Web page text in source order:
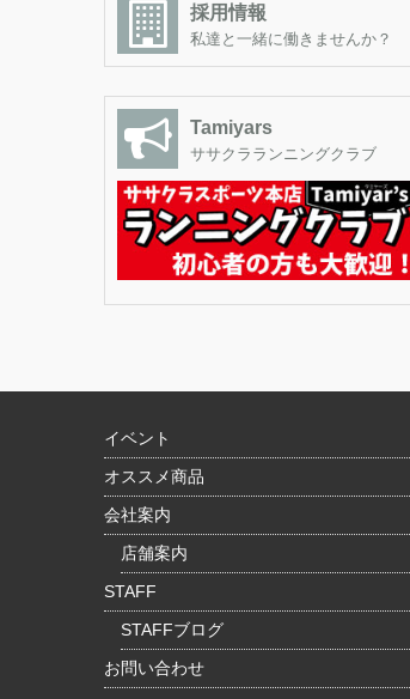
採用情報
私達と一緒に働きませんか？
Tamiyars
ササクラランニングクラブ
イベント
オススメ商品
会社案内
店舗案内
STAFF
STAFFブログ
お問い合わせ